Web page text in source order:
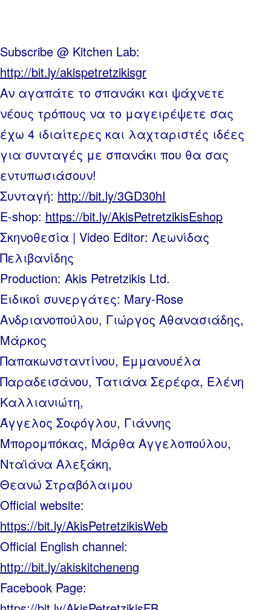
Subscribe @ Kitchen Lab:
http://bit.ly/akispetretzikisgr
Αν αγαπάτε το σπανάκι και ψάχνετε
νέους τρόπους να το μαγειρέψετε σας
έχω 4 ιδιαίτερες και λαχταριστές ιδέες
για συνταγές με σπανάκι που θα σας
εντυπωσιάσουν!
Συνταγή: http://bit.ly/3GD30hI
E-shop: https://bit.ly/AkisPetretzikisEshop
Σκηνοθεσία | Video Editor: Λεωνίδας
Πελιβανίδης
Production: Akis Petretzikis Ltd.
Ειδικοί συνεργάτες: Mary-Rose
Ανδριανοπούλου, Γιώργος Αθανασιάδης,
Μάρκος
Παπακωνσταντίνου, Εμμανουέλα
Παραδεισάνου, Τατιάνα Σερέφα, Ελένη
Καλλιανιώτη,
Άγγελος Σοφόγλου, Γιάννης
Μπορομπόκας, Μάρθα Αγγελοπούλου,
Νταϊάνα Αλεξάκη,
Θεανώ Στραβόλαιμου
Official website:
https://bit.ly/AkisPetretzikisWeb
Official English channel:
http://bit.ly/akiskitcheneng
Facebook Page: